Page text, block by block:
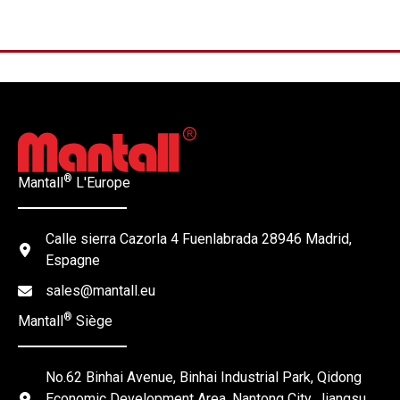
Mantall ® L'Europe
Calle sierra Cazorla 4 Fuenlabrada 28946 Madrid,
Espagne
sales@mantall.eu
Mantall
® Siège
No.62 Binhai Avenue, Binhai Industrial Park, Qidong